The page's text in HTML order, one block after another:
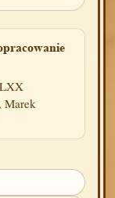
Marek